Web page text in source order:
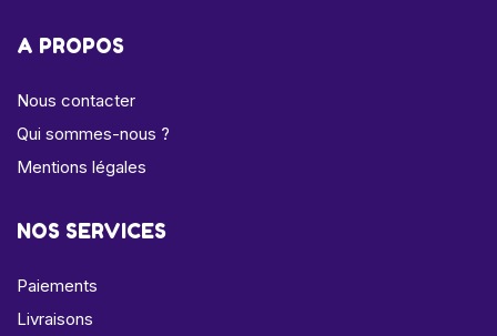
A PROPOS
Nous contacter
Qui sommes-nous ?
Mentions légales
NOS SERVICES
Paiements
Livraisons